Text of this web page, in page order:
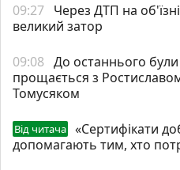
09:27 Через ДТП на
великий затор
09:08 До останнього
прощається з
Томусяком
Від читача
«Сертифікати
допомагають тим, хто